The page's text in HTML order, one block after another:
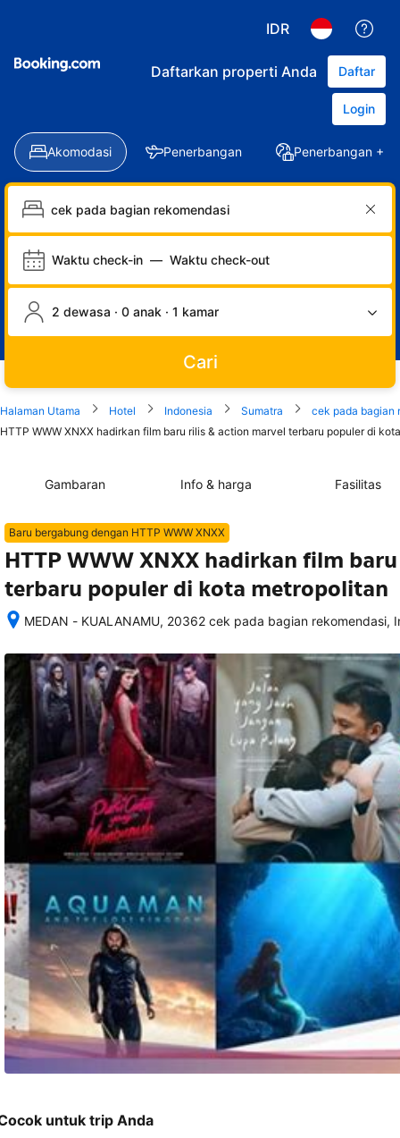
IDR
Daftarkan properti Anda Daftar
Login
Akomodasi Penerbangan Penerbangan +
Waktu check-in — Waktu check-out
2 dewasa · 0 anak · 1 kamar
Cari
Halaman Utama Hotel Indonesia Sumatra
cek pada bagian
HTTP WWW XNXX hadirkan film baru rilis & action marvel terbaru populer di
Gambaran Info & harga Fasilitas
Baru bergabung dengan HTTP WWW XNXX
HTTP WWW XNXX hadirkan film
terbaru populer di kota metropolitan
MEDAN - KUALANAMU, 20362 cek pada bagian rekomendasi,
memesan,
semua
rincian
akomodasi
termasuk
nomor
telepon
dan
alamat
akan
disertakan
konfirmasi
pemesanan
dan
akun
Anda.
untuk trip Anda